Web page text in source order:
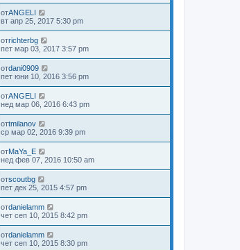
отANGELI
вт апр 25, 2017 5:30 pm
отrichterbg
пет мар 03, 2017 3:57 pm
отdani0909
пет юни 10, 2016 3:56 pm
отANGELI
нед мар 06, 2016 6:43 pm
отtmilanov
ср мар 02, 2016 9:39 pm
отMaYa_E
нед фев 07, 2016 10:50 am
отscoutbg
пет дек 25, 2015 4:57 pm
отdanielamm
чет сеп 10, 2015 8:42 pm
отdanielamm
чет сеп 10, 2015 8:30 pm